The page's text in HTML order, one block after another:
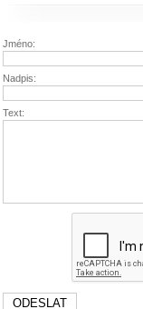
Jméno:
Nadpis:
Text: